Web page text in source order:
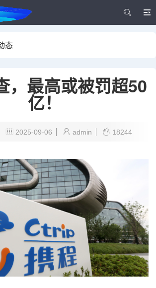
态
，最高或被罚超50
亿！
2025-09-06 admin 18244